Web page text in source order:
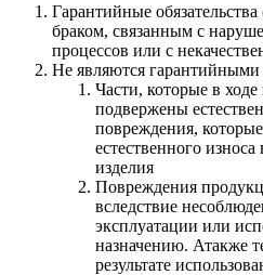
Гарантийные
браком, связанным с
процессов или с
Не являются гарантийными
Части, которые в
подвержены
повреждения,
естественного
изделия
Повреждения
вследствие
эксплуатации или
назначению. Атакже
результате